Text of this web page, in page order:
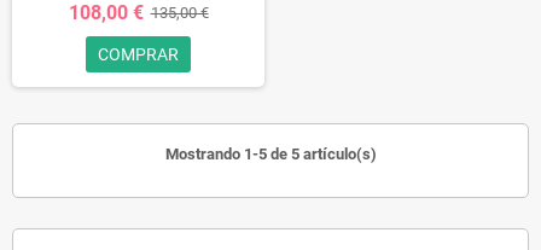
108,00 € 135,00 €
COMPRAR
Mostrando 1-5 de 5 artículo(s)